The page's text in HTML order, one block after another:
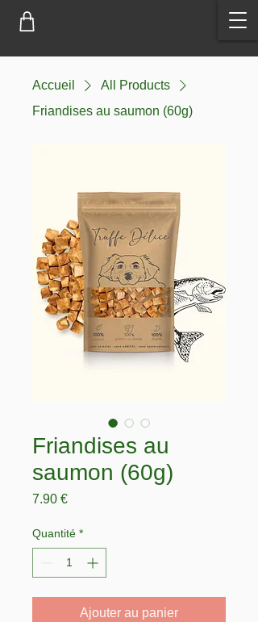
Accueil
All Products
Friandises au saumon (60g)
Friandises au
saumon (60g)
7.90 €Prix
Quantité *
Ajouter au panier